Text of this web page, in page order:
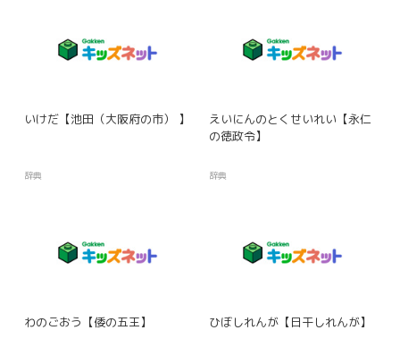
いけだ【池田（大阪府の市） 】
辞典
えいにんのとくせいれい【永仁
の徳政令】
辞典
わのごおう【倭の五王】 ひぼしれんが【日干しれんが】